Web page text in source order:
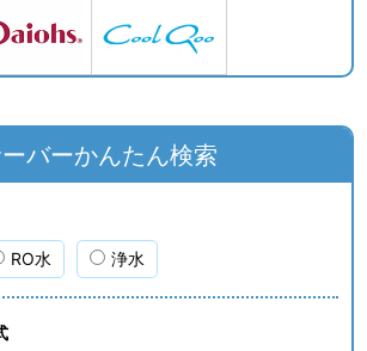
バーかんたん検索
RO水 浄水